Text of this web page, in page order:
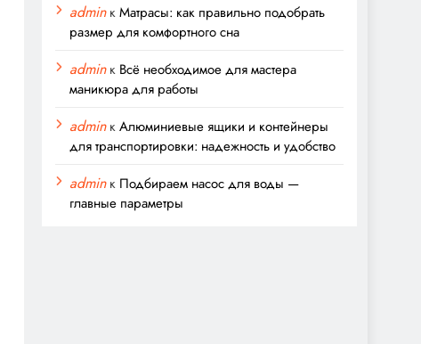
adminкМатрасы: как правильно подобрать
размер для комфортного сна
adminк Всё необходимое для мастера
маникюра для работы
adminкАлюминиевые ящики и контейнеры
для транспортировки: надежность и удобство
adminк Подбираем насос для воды —
главные параметры